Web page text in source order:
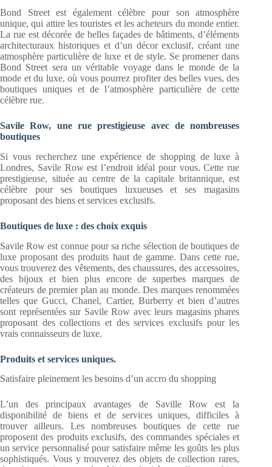
Bond Street est également célèbre pour son atmosphère
unique, qui attire les touristes et les acheteurs du monde entier.
La rue est décorée de belles façades de bâtiments, d’éléments
architecturaux historiques et d’un décor exclusif, créant une
atmosphère particulière de luxe et de style. Se promener dans
Bond Street sera un véritable voyage dans le monde de la
mode et du luxe, où vous pourrez profiter des belles vues, des
boutiques uniques et de l’atmosphère particulière de cette
célèbre rue.
Savile Row, une rue prestigieuse avec de nombreuses
boutiques
Si vous recherchez une expérience de shopping de luxe à
Londres, Savile Row est l’endroit idéal pour vous. Cette rue
prestigieuse, située au centre de la capitale britannique, est
célèbre pour ses boutiques luxueuses et ses magasins
proposant des biens et services exclusifs.
Boutiques de luxe : des choix exquis
Savile Row est connue pour sa riche sélection de boutiques de
luxe proposant des produits haut de gamme. Dans cette rue,
vous trouverez des vêtements, des chaussures, des accessoires,
des bijoux et bien plus encore de superbes marques de
créateurs de premier plan au monde. Des marques renommées
telles que Gucci, Chanel, Cartier, Burberry et bien d’autres
sont représentées sur Savile Row avec leurs magasins phares
proposant des collections et des services exclusifs pour les
vrais connaisseurs de luxe.
Produits et services uniques.
Satisfaire pleinement les besoins d’un accro du shopping
L’un des principaux avantages de Saville Row est la
disponibilité de biens et de services uniques, difficiles à
trouver ailleurs. Les nombreuses boutiques de cette rue
proposent des produits exclusifs, des commandes spéciales et
un service personnalisé pour satisfaire même les goûts les plus
sophistiqués. Vous y trouverez des objets de collection rares,